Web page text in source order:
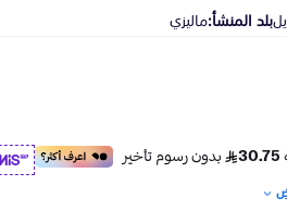
بلد المنشأ:ماليزي